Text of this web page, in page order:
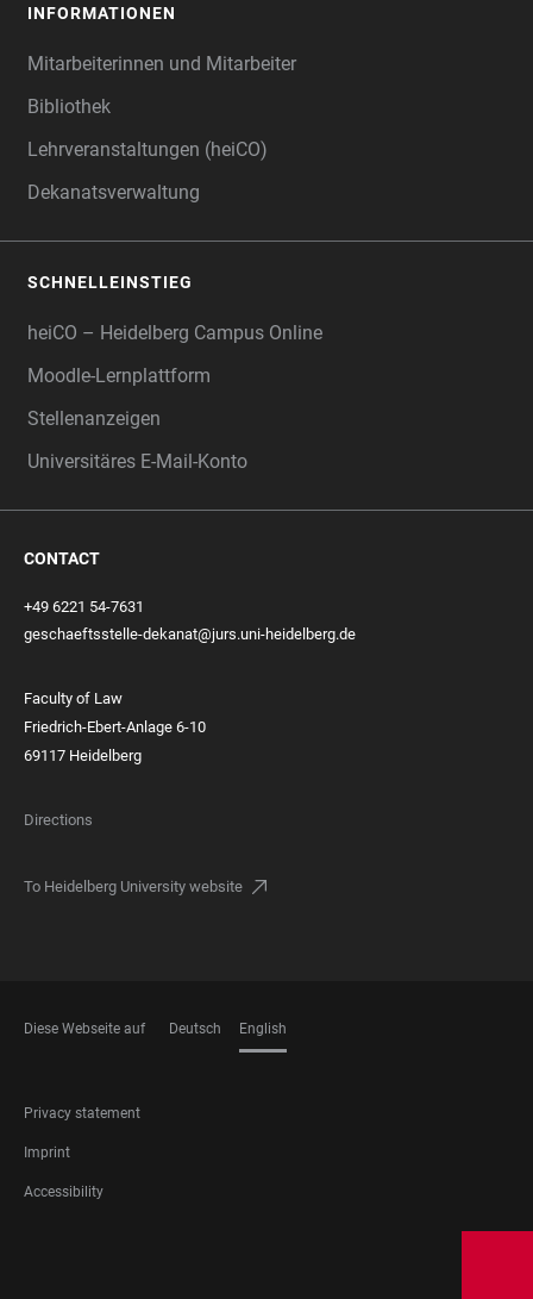
INFORMATIONEN
Mitarbeiterinnen und Mitarbeiter
Bibliothek
Lehrveranstaltungen (heiCO)
Dekanatsverwaltung
SCHNELLEINSTIEG
heiCO – Heidelberg Campus Online
Moodle-Lernplattform
Stellenanzeigen
Universitäres E-Mail-Konto
CONTACT
+49 6221 54-7631
geschaeftsstelle-dekanat@jurs.uni-heidelberg.de
Faculty of Law
Friedrich-Ebert-Anlage 6-10
69117 Heidelberg
Directions
To Heidelberg University website
Diese Webseite auf Deutsch English
FOOTER
LEGAL
Privacy statement
Imprint
Accessibility